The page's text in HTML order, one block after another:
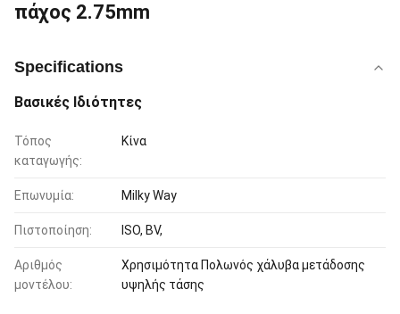
πάχος 2.75mm
Specifications
Βασικές Ιδιότητες
Τόπος
καταγωγής:
Κίνα
Επωνυμία: Milky Way
Πιστοποίηση: ISO, BV,
Αριθμός
μοντέλου:
Χρησιμότητα Πολωνός χάλυβα μετάδοσης
υψηλής τάσης